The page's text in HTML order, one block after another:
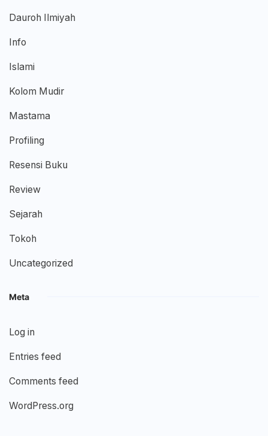
Dauroh Ilmiyah
Info
Islami
Kolom Mudir
Mastama
Profiling
Resensi Buku
Review
Sejarah
Tokoh
Uncategorized
Meta
Log in
Entries feed
Comments feed
WordPress.org